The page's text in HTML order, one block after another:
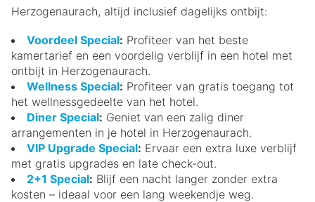
Herzogenaurach, altijd inclusief dagelijks ontbijt:
Voordeel Special: Profiteer van het beste
kamertarief en een voordelig verblijf in een hotel met
ontbijt in Herzogenaurach.
Wellness Special: Profiteer van gratis toegang tot
het wellnessgedeelte van het hotel.
Diner Special: Geniet van een zalig diner
arrangementen in je hotel in Herzogenaurach.
VIP Upgrade Special: Ervaar een extra luxe verblijf
met gratis upgrades en late check-out.
2+1 Special: Blijf een nacht langer zonder extra
kosten – ideaal voor een lang weekendje weg.